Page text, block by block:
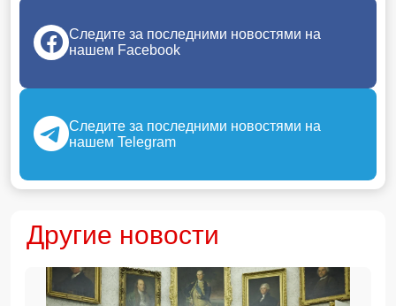
Следите за последними новостями на
нашем Facebook
Следите за последними новостями на
нашем Telegram
Другие новости